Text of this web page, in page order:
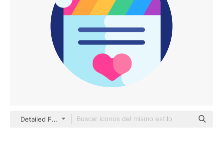
Detailed Flat Circular Flat